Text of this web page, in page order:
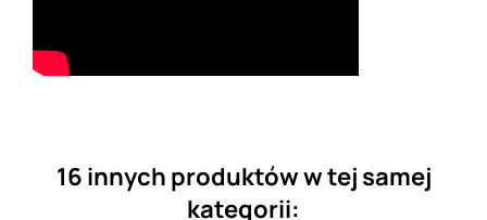
16 innych produktów w tej samej
kategorii: